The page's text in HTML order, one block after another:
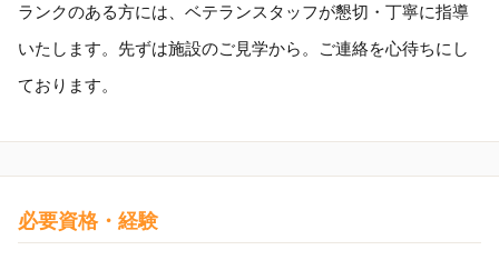
ランクのある方には、ベテランスタッフが懇切・丁寧に指導
いたします。先ずは施設のご見学から。ご連絡を心待ちにし
ております。
必要資格・経験